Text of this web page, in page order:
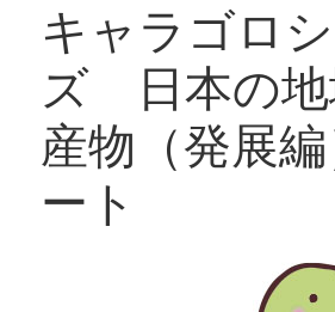
キャラゴロ
ズ 日本の地
産物（発展
ート